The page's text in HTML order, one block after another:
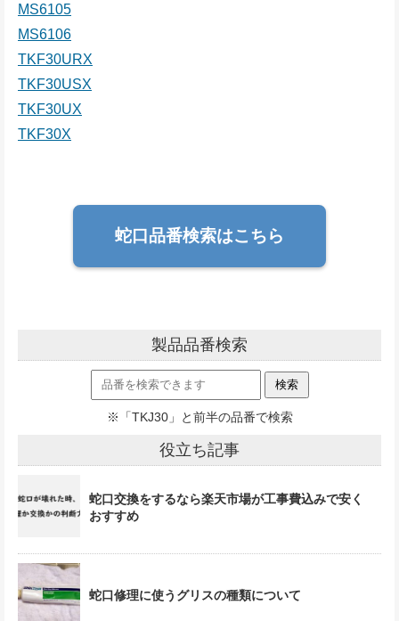
MS6105
MS6106
TKF30URX
TKF30USX
TKF30UX
TKF30X
蛇口品番検索はこちら
製品品番検索
※「TKJ30」と前半の品番で検索
役立ち記事
蛇口交換をするなら楽天市場が工事費込みで安く
おすすめ
蛇口修理に使うグリスの種類について